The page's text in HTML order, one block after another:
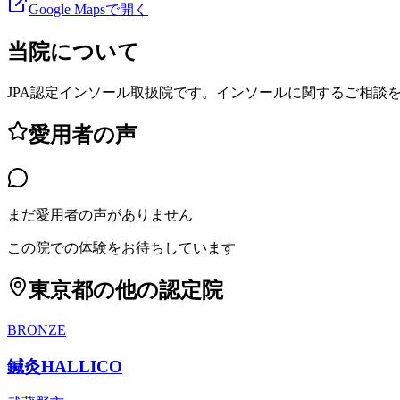
Google Mapsで開く
当院について
JPA認定インソール取扱院です。インソールに関するご相談
愛用者の声
まだ愛用者の声がありません
この院での体験をお待ちしています
東京都の他の認定院
BRONZE
鍼灸HALLICO